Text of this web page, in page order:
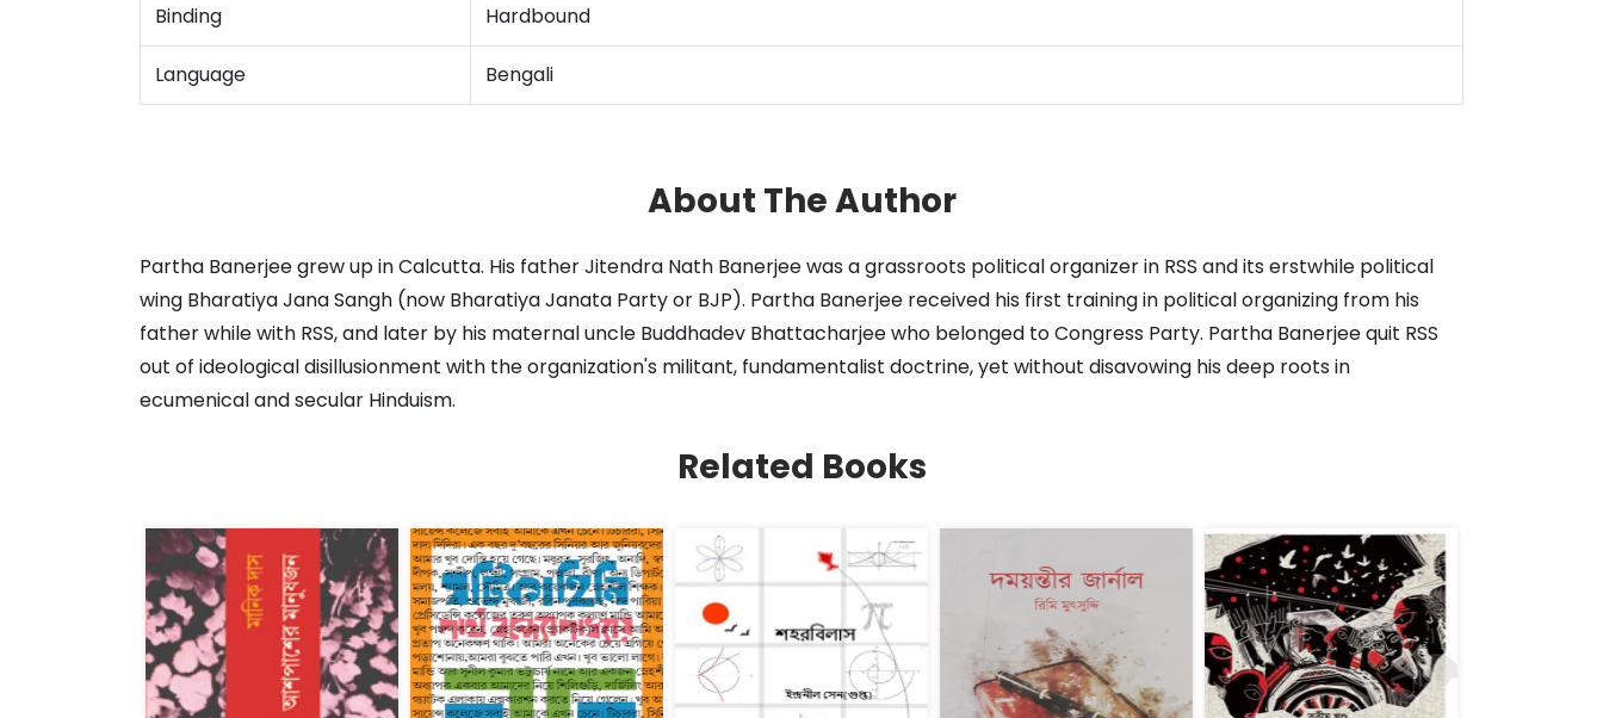
Binding Hardbound
Language Bengali
About The Author
Partha Banerjee grew up in Calcutta. His father Jitendra Nath Banerjee was a grassroots political organizer in RSS and its erstwhile political
wing Bharatiya Jana Sangh (now Bharatiya Janata Party or BJP). Partha Banerjee received his first training in political organizing from his
father while with RSS, and later by his maternal uncle Buddhadev Bhattacharjee who belonged to Congress Party. Partha Banerjee quit RSS
out of ideological disillusionment with the organization's militant, fundamentalist doctrine, yet without disavowing his deep roots in
ecumenical and secular Hinduism.
Related Books